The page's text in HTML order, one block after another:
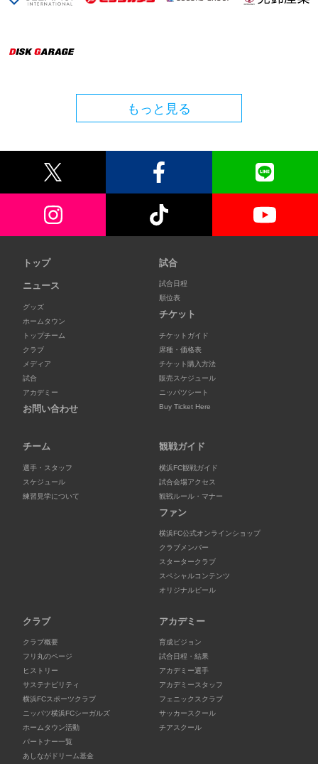
もっと見る
トップ
ニュース
グッズ
ホームタウン
トップチーム
クラブ
メディア
試合
アカデミー
お問い合わせ
試合
試合日程
順位表
チケット
チケットガイド
席種・価格表
チケット購入方法
販売スケジュール
ニッパツシート
Buy Ticket Here
チーム
選手・スタッフ
スケジュール
練習見学について
観戦ガイド
横浜FC観戦ガイド
試合会場アクセス
観戦ルール・マナー
ファン
横浜FC公式オンラインショップ
クラブメンバー
スタータークラブ
スペシャルコンテンツ
オリジナルビール
クラブ
クラブ概要
フリ丸のページ
ヒストリー
サステナビリティ
横浜FCスポーツクラブ
ニッパツ横浜FCシーガルズ
ホームタウン活動
パートナー一覧
あしながドリーム基金
アカデミー
育成ビジョン
試合日程・結果
アカデミー選手
アカデミースタッフ
フェニックスクラブ
サッカースクール
チアスクール